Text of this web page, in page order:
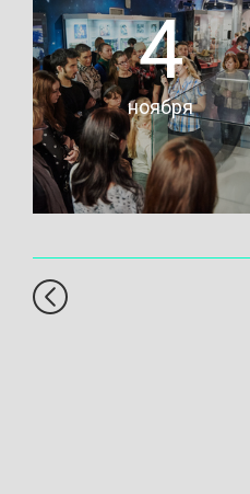
Creative Mornings в
Музее космонавтики
Подробнее
4
ноября
Ночь искусств в Музее